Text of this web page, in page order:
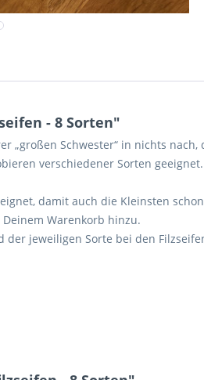
- 8 Sorten"
Schwester“ in nichts nach,
verschiedener Sorten
damit auch die Kleinsten
Warenkorb hinzu.
jeweiligen Sorte bei den